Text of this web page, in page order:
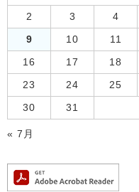
2 3 4
9 10 11
16 17 18
23 24 25
30 31
« 7月